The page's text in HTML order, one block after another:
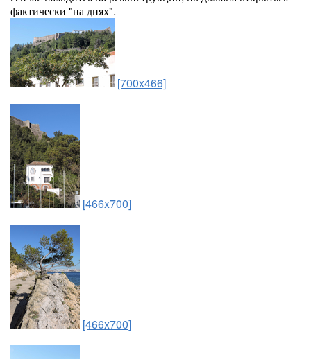
фактически "на днях".
[700x466]
[466x700]
[466x700]